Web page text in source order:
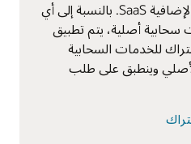
الجدد أو تطبيقات الخدمة الإضافية SaaS. بالنسبة إلى أي
أصلية، يتم تطبيق
للخدمات السحابية
وينطبق على طلب